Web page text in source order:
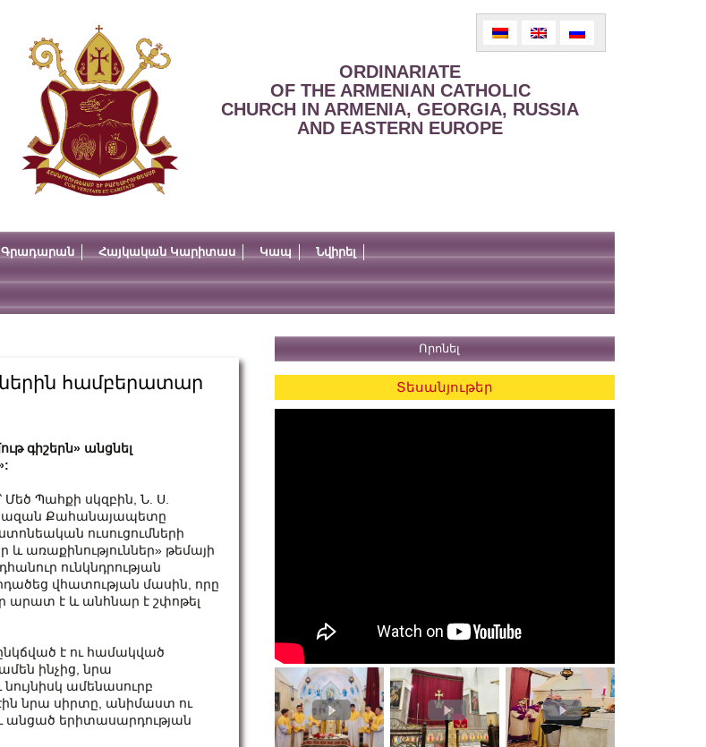
ORDINARIATE
OF THE ARMENIAN CATHOLIC
CHURCH IN ARMENIA, GEORGIA, RUSSIA
AND EASTERN EUROPE
Գրադարան Հայկական Կարիտաս Կապ Նվիրել
համբերատար
գիշերն» անցնել
Մեծ Պահքի սկզբին, Ն. Ս.
Քահանայապետը
ուսուցումների
առաքինություններ» թեմայի
ունկնդրության
վհատության մասին, որը
է և անհնար է շփոթել
է ու համակված
ինչից, նրա
ամենասուրբ
նրա սիրտը, անիմաստ ու
անցած երիտասարդության
Տեսանյութեր